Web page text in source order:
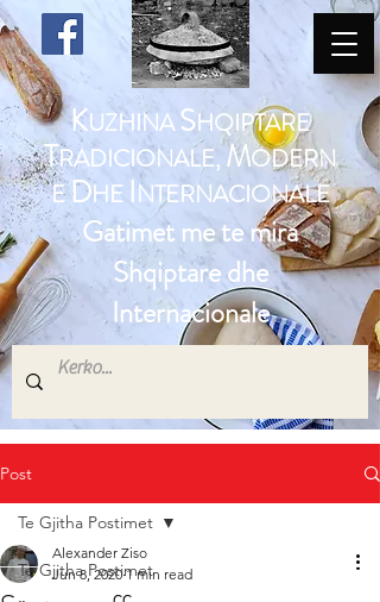
KUZHINASHQIPTARE
TRADICIONALE, MODERN
EDHE INTERNACIONALE
Gatimet me te mira
Shqiptare dhe
Internacionale
Post
Te Gjitha Postimet
Te Gjitha Postimet
Alexander Ziso
Jun 8, 2020 1 min read